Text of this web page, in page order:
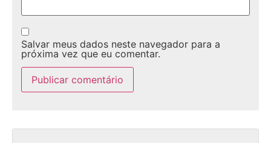
Salvar meus dados neste navegador para a
próxima vez que eu comentar.